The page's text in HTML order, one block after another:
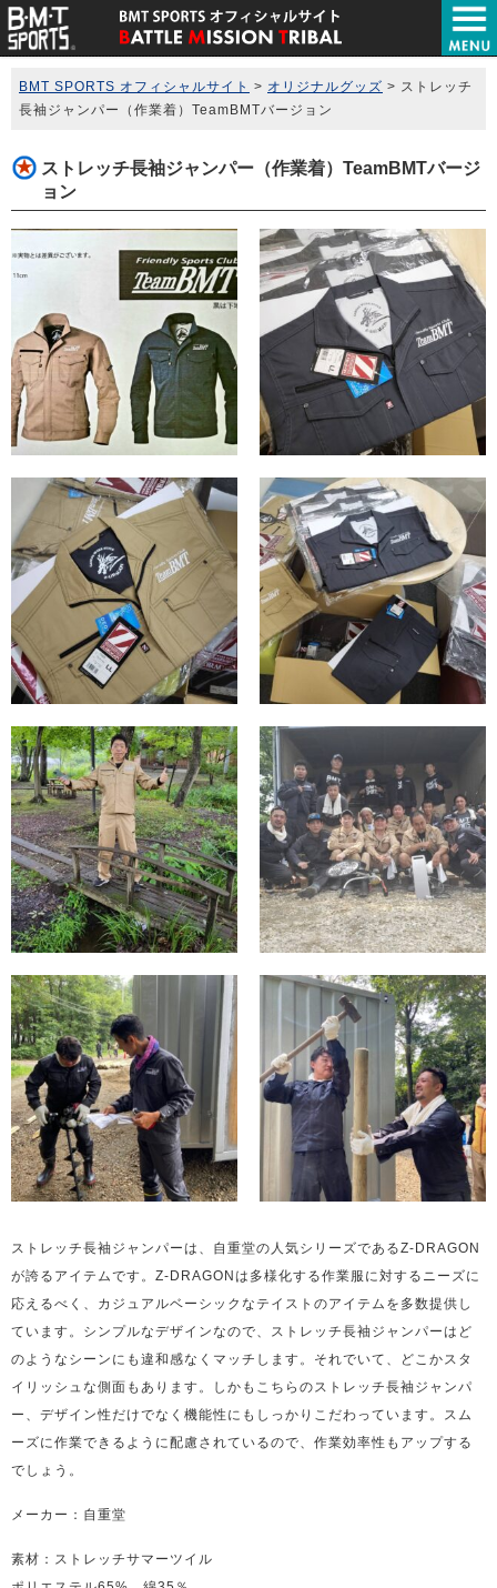
BMT SPORTS オフィシャルサイト > オリジナルグッズ > ストレッチ
長袖ジャンパー（作業着）TeamBMTバージョン
ストレッチ長袖ジャンパー（作業着）TeamBMTバージ
ョン
ストレッチ長袖ジャンパーは、自重堂の人気シリーズであるZ-DRAGON
が誇るアイテムです。Z-DRAGONは多様化する作業服に対するニーズに
応えるべく、カジュアルベーシックなテイストのアイテムを多数提供し
ています。シンプルなデザインなので、ストレッチ長袖ジャンパーはど
のようなシーンにも違和感なくマッチします。それでいて、どこかスタ
イリッシュな側面もあります。しかもこちらのストレッチ長袖ジャンパ
ー、デザイン性だけでなく機能性にもしっかりこだわっています。スム
ーズに作業できるように配慮されているので、作業効率性もアップする
でしょう。
メーカー：自重堂
素材：ストレッチサマーツイル